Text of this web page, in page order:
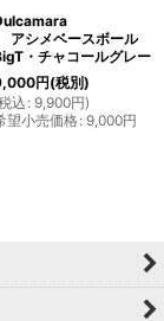
アシメベースボール
・チャコールグレー
円(税別)
込 : 9,900円)
望小売価格: 9,000円